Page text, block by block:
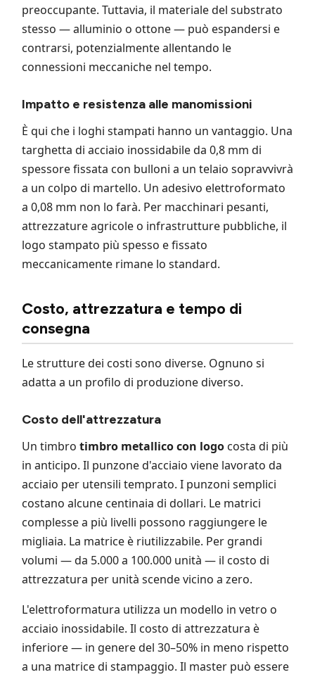
preoccupante. Tuttavia, il materiale del substrato
stesso — alluminio o ottone — può espandersi e
contrarsi, potenzialmente allentando le
connessioni meccaniche nel tempo.
Impatto e resistenza alle manomissioni
È qui che i loghi stampati hanno un vantaggio. Una
targhetta di acciaio inossidabile da 0,8 mm di
spessore fissata con bulloni a un telaio sopravvivrà
a un colpo di martello. Un adesivo elettroformato
a 0,08 mm non lo farà. Per macchinari pesanti,
attrezzature agricole o infrastrutture pubbliche, il
logo stampato più spesso e fissato
meccanicamente rimane lo standard.
Costo, attrezzatura e tempo di
consegna
Le strutture dei costi sono diverse. Ognuno si
adatta a un profilo di produzione diverso.
Costo dell'attrezzatura
Un timbro timbro metallico con logo costa di più
in anticipo. Il punzone d'acciaio viene lavorato da
acciaio per utensili temprato. I punzoni semplici
costano alcune centinaia di dollari. Le matrici
complesse a più livelli possono raggiungere le
migliaia. La matrice è riutilizzabile. Per grandi
volumi — da 5.000 a 100.000 unità — il costo di
attrezzatura per unità scende vicino a zero.
L'elettroformatura utilizza un modello in vetro o
acciaio inossidabile. Il costo di attrezzatura è
inferiore — in genere del 30–50% in meno rispetto
a una matrice di stampaggio. Il master può essere